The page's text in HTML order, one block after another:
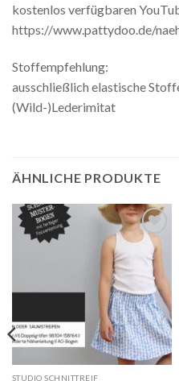
kostenlos verfügbaren
https://www.pattydoo.de/
Stoffempfehlung:
ausschließlich elastische
(Wild-)Lederimitat
ÄHNLICHE PRODUKTE
Auf die
Wunschliste
STUDIO SCHNITTREIF